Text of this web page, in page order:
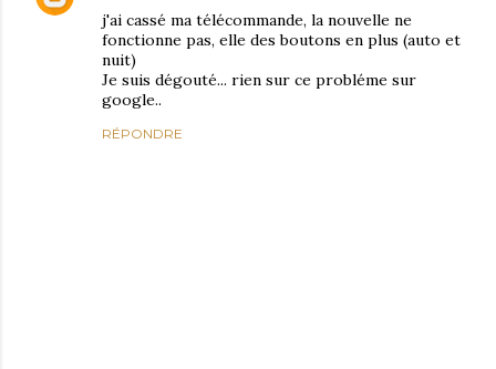
j'ai cassé ma télécommande, la nouvelle ne
fonctionne pas, elle des boutons en plus (auto et
nuit)
Je suis dégouté... rien sur ce probléme sur
google..
RÉPONDRE